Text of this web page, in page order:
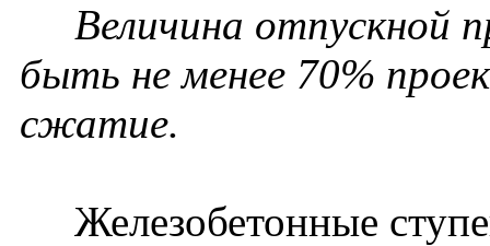
Величина отпускной
быть не менее 70%
сжатие.
Железобетонные